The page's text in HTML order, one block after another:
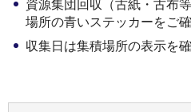
資源集団回収（古紙・古布
場所の青いステッカーをご確
収集日は集積場所の表示を